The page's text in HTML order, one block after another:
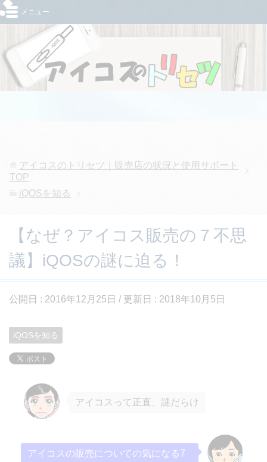
メニュー
アイコスのトリセツ｜販売店の状況と使用サポート
TOP
iQOSを知る
【なぜ？アイコス販売の７不思
議】iQOSの謎に迫る！
公開日 : 2016年12月25日 / 更新日 : 2018年10月5日
iQOSを知る
アイコスって正直、謎だらけ
アイコスの販売についての気になる7